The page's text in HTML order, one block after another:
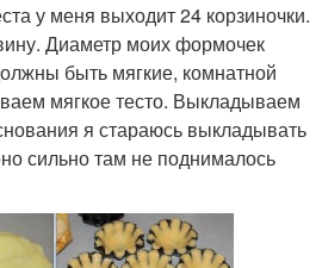
у меня выходит 24 корзиночки.
Диаметр моих формочек
быть мягкие, комнатной
мягкое тесто. Выкладываем
я стараюсь выкладывать
сильно там не поднималось